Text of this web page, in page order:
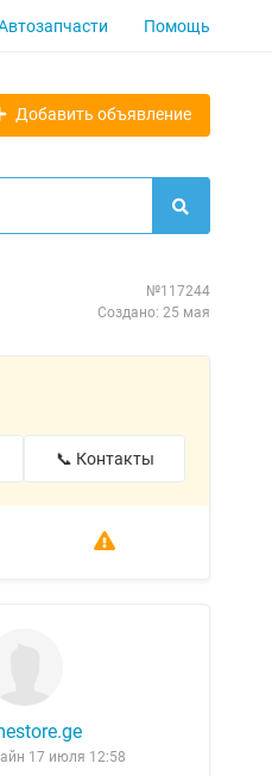
Помощь
Добавить объявление
№117244
Создано: 25 мая
📞 Контакты
17 июля 12:58